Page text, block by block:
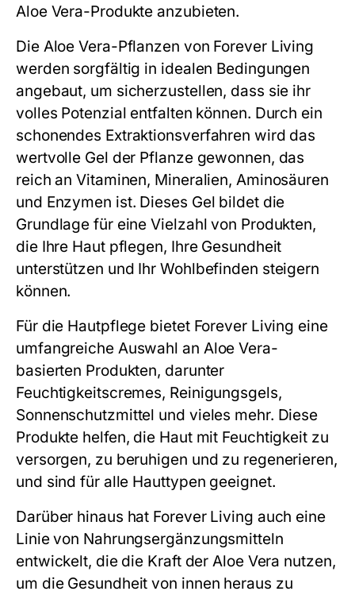
Aloe Vera-Produkte anzubieten.
Die Aloe Vera-Pflanzen von Forever Living
werden sorgfältig in idealen Bedingungen
angebaut, um sicherzustellen, dass sie ihr
volles Potenzial entfalten können. Durch ein
schonendes Extraktionsverfahren wird das
wertvolle Gel der Pflanze gewonnen, das
reich an Vitaminen, Mineralien, Aminosäuren
und Enzymen ist. Dieses Gel bildet die
Grundlage für eine Vielzahl von Produkten,
die Ihre Haut pflegen, Ihre Gesundheit
unterstützen und Ihr Wohlbefinden steigern
können.
Für die Hautpflege bietet Forever Living eine
umfangreiche Auswahl an Aloe Vera-
basierten Produkten, darunter
Feuchtigkeitscremes, Reinigungsgels,
Sonnenschutzmittel und vieles mehr. Diese
Produkte helfen, die Haut mit Feuchtigkeit zu
versorgen, zu beruhigen und zu regenerieren,
und sind für alle Hauttypen geeignet.
Darüber hinaus hat Forever Living auch eine
Linie von Nahrungsergänzungsmitteln
entwickelt, die die Kraft der Aloe Vera nutzen,
um die Gesundheit von innen heraus zu